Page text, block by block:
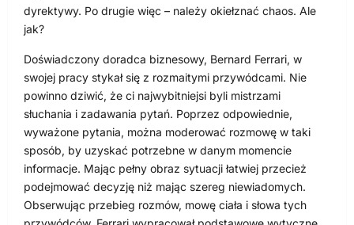
dyrektywy. Po drugie więc – należy okiełznać chaos. Ale
jak?
Doświadczony doradca biznesowy, Bernard Ferrari, w
swojej pracy stykał się z rozmaitymi przywódcami. Nie
powinno dziwić, że ci najwybitniejsi byli mistrzami
słuchania i zadawania pytań. Poprzez odpowiednie,
wyważone pytania, można moderować rozmowę w taki
sposób, by uzyskać potrzebne w danym momencie
informacje. Mając pełny obraz sytuacji łatwiej przecież
podejmować decyzję niż mając szereg niewiadomych.
Obserwując przebieg rozmów, mowę ciała i słowa tych